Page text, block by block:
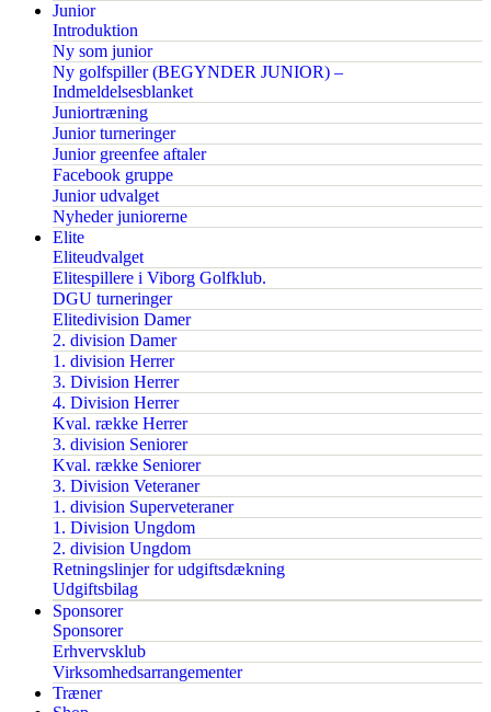
Junior
Introduktion
Ny som junior
Ny golfspiller (BEGYNDER JUNIOR) –
Indmeldelsesblanket
Juniortræning
Junior turneringer
Junior greenfee aftaler
Facebook gruppe
Junior udvalget
Nyheder juniorerne
Elite
Eliteudvalget
Elitespillere i Viborg Golfklub.
DGU turneringer
Elitedivision Damer
2. division Damer
1. division Herrer
3. Division Herrer
4. Division Herrer
Kval. række Herrer
3. division Seniorer
Kval. række Seniorer
3. Division Veteraner
1. division Superveteraner
1. Division Ungdom
2. division Ungdom
Retningslinjer for udgiftsdækning
Udgiftsbilag
Sponsorer
Sponsorer
Erhvervsklub
Virksomhedsarrangementer
Træner